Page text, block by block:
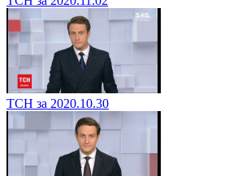
ТСН за 2020.10.30